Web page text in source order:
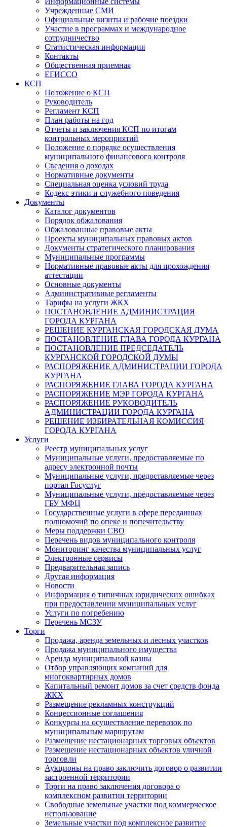
Учрежденные СМИ
Официальные визиты и рабочие поездки
Участие в программах и международное
сотрудничество
Статистическая информация
Контакты
Общественная приемная
ЕГИССО
КСП
Положение о КСП
Руководитель
Регламент КСП
План работы на год
Отчеты и заключения КСП по итогам
контрольных мероприятий
Положение о порядке осуществления
муниципального финансового контроля
Сведения о доходах
Нормативные документы
Специальная оценка условий труда
Кодекс этики и служебного поведения
Документы
Каталог документов
Порядок обжалования
Обжалованные правовые акты
Проекты муниципальных правовых актов
Документы стратегического планирования
Муниципальные программы
Нормативные правовые акты для прохождения
аттестации
Основные документы
Административные регламенты
Тарифы на услуги ЖКХ
ПОСТАНОВЛЕНИЕ АДМИНИСТРАЦИЯ
ГОРОДА КУРГАНА
РЕШЕНИЕ КУРГАНСКАЯ ГОРОДСКАЯ ДУМА
ПОСТАНОВЛЕНИЕ ГЛАВА ГОРОДА КУРГАНА
ПОСТАНОВЛЕНИЕ ПРЕДСЕДАТЕЛЬ
КУРГАНСКОЙ ГОРОДСКОЙ ДУМЫ
РАСПОРЯЖЕНИЕ АДМИНИСТРАЦИИ ГОРОДА
КУРГАНА
РАСПОРЯЖЕНИЕ ГЛАВА ГОРОДА КУРГАНА
РАСПОРЯЖЕНИЕ МЭР ГОРОДА КУРГАНА
РАСПОРЯЖЕНИЕ РУКОВОДИТЕЛЬ
АДМИНИСТРАЦИИ ГОРОДА КУРГАНА
РЕШЕНИЕ ИЗБИРАТЕЛЬНАЯ КОМИССИЯ
ГОРОДА КУРГАНА
Услуги
Реестр муниципальных услуг
Муниципальные услуги, предоставляемые по
адресу электронной почты
Муниципальные услуги, предоставляемые через
портал Госуслуг
Муниципальные услуги, предоставляемые через
ГБУ МФЦ
Государственные услуги в сфере переданных
полномочий по опеке и попечительству
Меры поддержки СВО
Перечень видов муниципального контроля
Мониторинг качества муниципальных услуг
Электронные сервисы
Предварительная запись
Другая информация
Новости
Информация о типичных юридических ошибках
при предоставлении муниципальных услуг
Услуги по погребению
Перечень МСЗУ
Торги
Продажа, аренда земельных и лесных участков
Продажа муниципального имущества
Аренда муниципальной казны
Отбор управляющих компаний для
многоквартирных домов
Капитальный ремонт домов за счет средств фонда
ЖКХ
Размещение рекламных конструкций
Концессионные соглашения
Конкурсы на осуществление перевозок по
муниципальным маршрутам
Размещение нестационарных торговых объектов
Размещение нестационарных объектов уличной
торговли
Аукционы на право заключить договор о развитии
застроенной территории
Торги на право заключения договора о
комплексном развитии территории
Свободные земельные участки под коммерческое
использование
Земельные участки под комплексное развитие